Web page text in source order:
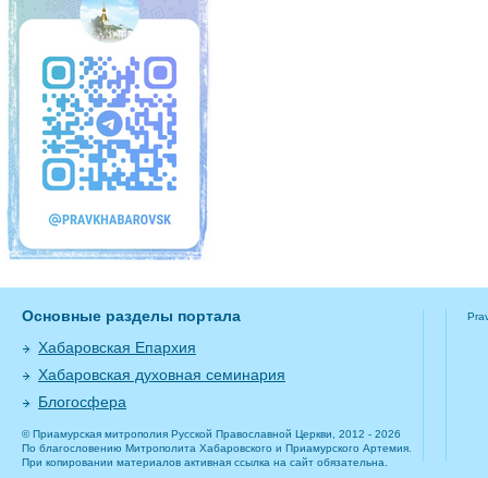
Основные разделы портала
Хабаровская Епархия
Хабаровская духовная семинария
Блогосфера
© Приамурская митрополия Русской Православной Церкви, 2012 - 2026
По благословению Митрополита Хабаровского и Приамурского Артемия.
При копировании материалов активная ссылка на сайт обязательна.